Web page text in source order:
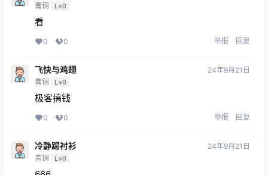
青铜 Lv0
看
0 0 举报 回复
飞快与鸡翅
青铜 Lv0
24年9月21日
极客搞钱
0 0 举报 回复
冷静踢衬衫
青铜 Lv0
24年9月21日